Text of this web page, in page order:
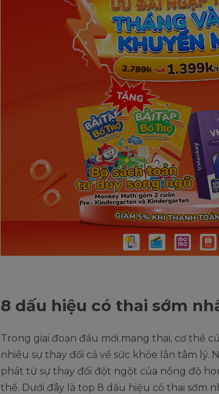
8 dấu hiệu có thai sớm
Trong giai đoạn đầu mới mang thai, cơ thể
nhiều sự thay đổi cả về sức khỏe lẫn tâm lý.
phát từ sự thay đổi đột ngột của nồng độ
thể. Dưới đây là top 8 dấu hiệu có thai sớm